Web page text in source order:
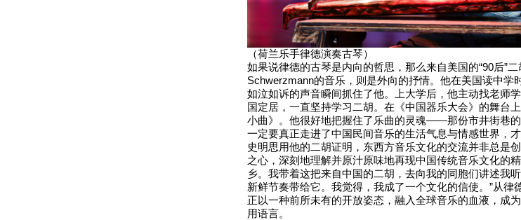
（荷兰乐手律德演奏古琴）
如果说律德的古琴是内向的哲思，那么来自美国的“90后”
Schwerzmann的音乐，则是外向的抒情。他在美国读中学
如泣如诉的声音瞬间抓住了他。上大学后，他主动找老师
国定居，一直坚持学习二胡。在《中国器乐大会》的舞台
小曲》。他很好地把握住了乐曲的灵魂——那份市井街巷的
一定要真正走进了中国民间音乐的生活气息与情感世界，
史明思用他的二胡证明，东西方音乐文化的交流并非总是
之心，深刻地理解并原汁原味地再现中国传统音乐文化的
乡。我带着这把来自中国的二胡，去向我的同胞们讲述我
新鲜节奏带给它。我觉得，我成了一个文化的信使。”从律
正以一种前所未有的开放姿态，融入全球音乐的血液，成
用语言。